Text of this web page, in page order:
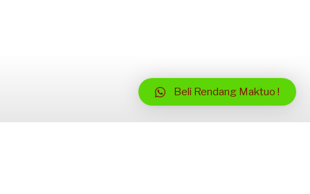
Beli Rendang Maktuo !